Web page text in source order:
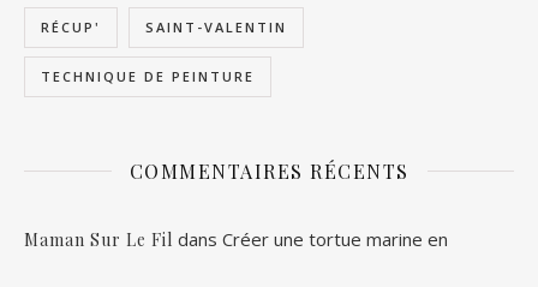
RÉCUP' SAINT-VALENTIN
TECHNIQUE DE PEINTURE
COMMENTAIRES RÉCENTS
Maman Sur Le Fil dans Créer une tortue marine en